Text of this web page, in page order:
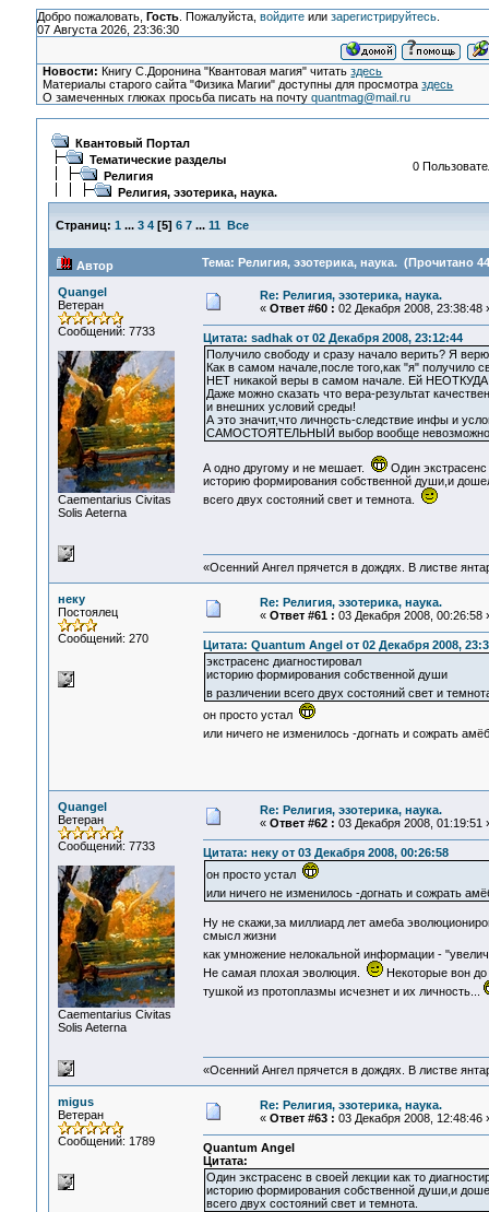
Добро пожаловать, Гость. Пожалуйста, войдитеили зарегистрируйтесь.
07 Августа 2026, 23:36:30
Новости: Книгу С.Доронина "Квантовая магия" читатьздесь
Материалы старого сайта "Физика Магии" доступны для просмотраздесь
О замеченных глюках просьба писать на почтуquantmag@mail.ru
Квантовый Портал
Тематические разделы
Религия
Религия, эзотерика, наука.
0
Страниц: 1 ... 3 4[5] 6 7 ... 11 Все
Автор Тема: Религия, эзотерика, наука. (Прочитано
Quangel
Ветеран
Сообщений: 7733
Сaementarius Civitas
Solis Aeterna
Re: Религия, эзотерика, наука.
« Ответ #60 : 02 Декабря 2008, 23:38:48
Цитата: sadhak от 02 Декабря 2008, 23:12:44
Получило свободу и сразу начало верить? Я
Как в самом начале,после того,как "я" получило
НЕТ никакой веры в самом начале. Ей НЕОТКУДА
Даже можно сказать что вера-результат
и внешних условий среды!
А это значит,что личность-следствие инфы и
САМОСТОЯТЕЛЬНЫЙ выбор вообще
А одно другому и не мешает.
Один экстрасенс
историю формирования собственной души,и
всего двух состояний свет и темнота.
«Осенний Ангел прячется в дождях. В листве
неку
Постоялец
Сообщений: 270
Re: Религия, эзотерика, наука.
« Ответ #61 : 03 Декабря 2008, 00:26:58
Цитата: Quantum Angel от 02 Декабря 2008,
экстрасенс диагностировал
историю формирования собственной души
в различении всего двух состояний свет и
он просто устал
или ничего не изменилось -догнать и сожрать
Quangel
Ветеран
Сообщений: 7733
Сaementarius Civitas
Solis Aeterna
Re: Религия, эзотерика, наука.
« Ответ #62 : 03 Декабря 2008, 01:19:51
Цитата: неку от 03 Декабря 2008, 00:26:58
он просто устал
или ничего не изменилось -догнать и сожрать
Ну не скажи,за миллиард лет амеба
смысл жизни
как умножение нелокальной информации -
Не самая плохая эволюция.
Некоторые вон до
тушкой из протоплазмы исчезнет и их личность...
«Осенний Ангел прячется в дождях. В листве
migus
Ветеран
Сообщений: 1789
Re: Религия, эзотерика, наука.
« Ответ #63 : 03 Декабря 2008, 12:48:46
Quantum Angel
Цитата:
Один экстрасенс в своей лекции как то
историю формирования собственной души,и
всего двух состояний свет и темнота.